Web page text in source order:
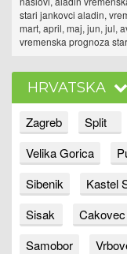
stari jankovci aladin,
mart, april, maj, jun, jul,
vremenska prognoza
HRVATSKA
Zagreb Split
Velika Gorica
Sibenik
Kastel
Sisak
Cakovec
Samobor